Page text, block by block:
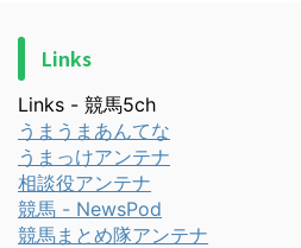
Links
Links - 競馬5ch
うまうまあんてな
うまっけアンテナ
相談役アンテナ
競馬 - NewsPod
競馬まとめ隊アンテナ